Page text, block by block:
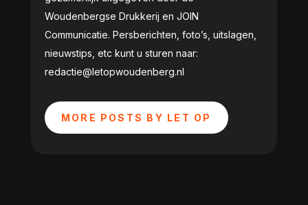
Woudenbergse Drukkerij en JOIN
Communicatie. Persberichten, foto’s, uitslagen,
nieuwstips, etc kunt u sturen naar:
redactie@letopwoudenberg.nl
MORE POSTS BY LET OP